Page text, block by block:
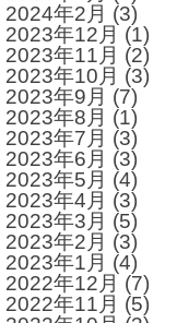
2024年2月 (3)
2023年12月 (1)
2023年11月 (2)
2023年10月 (3)
2023年9月 (7)
2023年8月 (1)
2023年7月 (3)
2023年6月 (3)
2023年5月 (4)
2023年4月 (3)
2023年3月 (5)
2023年2月 (3)
2023年1月 (4)
2022年12月 (7)
2022年11月 (5)